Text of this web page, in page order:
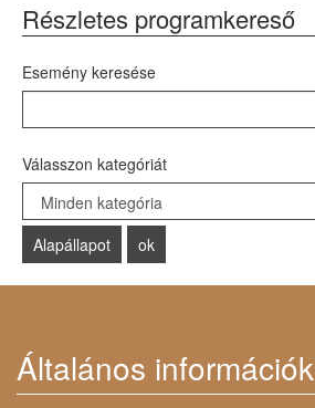
Részletes programkereső
Esemény keresése
Válasszon kategóriát
Select a Category to filter list
Általános információk